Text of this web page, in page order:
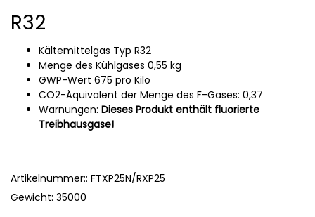
R32
Kältemittelgas Typ R32
Menge des Kühlgases 0,55 kg
GWP-Wert 675 pro Kilo
CO2-Äquivalent der Menge des F-Gases: 0,37
Warnungen: Dieses Produkt enthält fluorierte
Treibhausgase!
Artikelnummer:: FTXP25N/RXP25
Gewicht: 35000